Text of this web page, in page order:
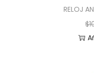
RELOJ
$